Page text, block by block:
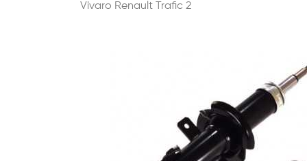
Vivaro Renault Trafic 2